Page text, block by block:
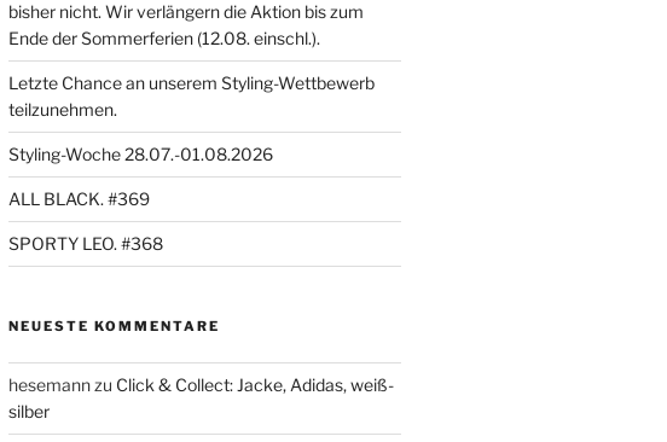
bisher nicht. Wir verlängern die Aktion bis zum
Ende der Sommerferien (12.08. einschl.).
Letzte Chance an unserem Styling-Wettbewerb
teilzunehmen.
Styling-Woche 28.07.-01.08.2026
ALL BLACK. #369
SPORTY LEO. #368
NEUESTE KOMMENTARE
hesemannzu Click & Collect: Jacke, Adidas, weiß-
silber